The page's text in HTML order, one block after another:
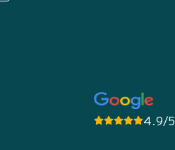
4.9/5